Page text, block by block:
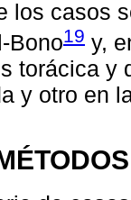
los casos
Bono19 y,
torácica y
y otro en